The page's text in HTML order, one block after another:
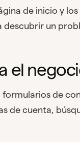
de inicio y
un
el
formularios de
de cuenta,